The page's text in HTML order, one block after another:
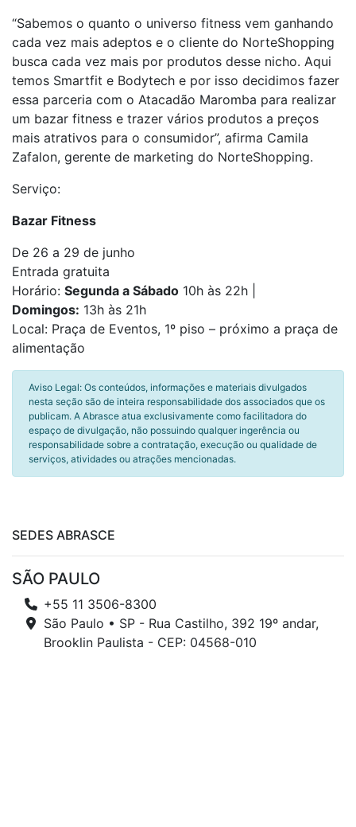
“Sabemos o quanto o universo fitness vem ganhando
cada vez mais adeptos e o cliente do NorteShopping
busca cada vez mais por produtos desse nicho. Aqui
temos Smartfit e Bodytech e por isso decidimos fazer
essa parceria com o Atacadão Maromba para realizar
um bazar fitness e trazer vários produtos a preços
mais atrativos para o consumidor”, afirma Camila
Zafalon, gerente de marketing do NorteShopping.
Serviço:
Bazar Fitness
De 26 a 29 de junho
Entrada gratuita
Horário: Segunda a Sábado 10h às 22h |
Domingos: 13h às 21h
Local: Praça de Eventos, 1º piso – próximo a praça de
alimentação
Aviso Legal: Os conteúdos, informações e materiais divulgados
nesta seção são de inteira responsabilidade dos associados que os
publicam. A Abrasce atua exclusivamente como facilitadora do
espaço de divulgação, não possuindo qualquer ingerência ou
responsabilidade sobre a contratação, execução ou qualidade de
serviços, atividades ou atrações mencionadas.
SEDES ABRASCE
SÃO PAULO
+55 11 3506-8300
São Paulo • SP - Rua Castilho, 392 19º andar,
Brooklin Paulista - CEP: 04568-010